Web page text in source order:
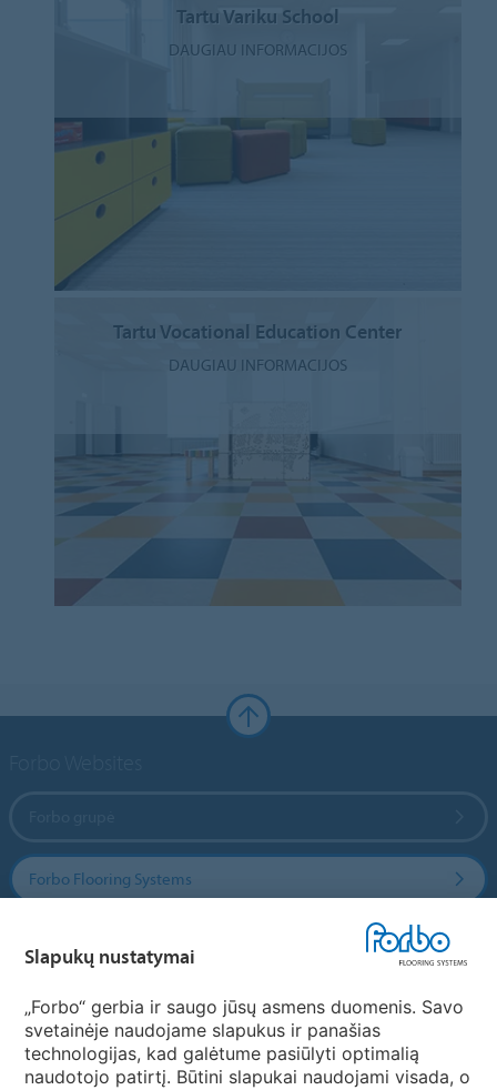
Tartu Variku School
DAUGIAU INFORMACIJOS
Tartu Vocational Education Center
DAUGIAU INFORMACIJOS
Forbo Flooring Systems
Pasirinkti šalį
Slapukų nustatymai
„Forbo“ gerbia ir saugo jūsų asmens duomenis. Savo
svetainėje naudojame slapukus ir panašias
technologijas, kad galėtume pasiūlyti optimalią
naudotojo patirtį. Būtini slapukai naudojami visada, o